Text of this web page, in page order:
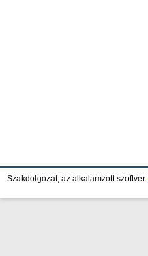
Szakdolgozat, az alkalamzott szoftver: